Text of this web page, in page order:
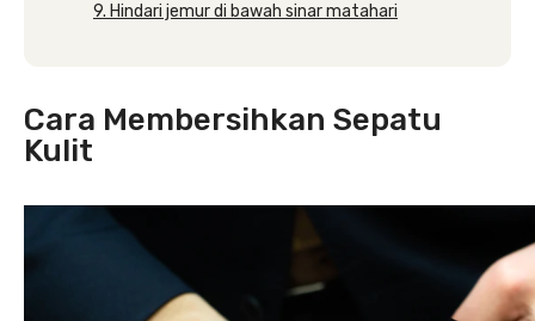
9. Hindari jemur di bawah sinar matahari
Cara Membersihkan Sepatu
Kulit